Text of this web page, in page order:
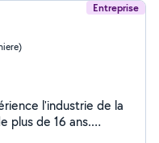
Entreprise
l'industrie de la
plus de 16 ans.